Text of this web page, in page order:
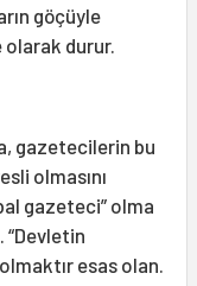
göçüyle
olarak durur.
gazetecilerin bu
olmasını
gazeteci” olma
“Devletin
esas olan.